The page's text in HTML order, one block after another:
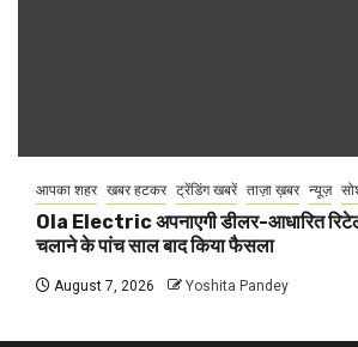
आपका शहर खबर हटकर ट्रेंडिंग खबरें ताज़ा ख़बर न्यूज़
Ola Electric अपनाएगी डीलर-आधारित
चलाने के पांच साल बाद किया फैसला
August 7, 2026 Yoshita Pandey